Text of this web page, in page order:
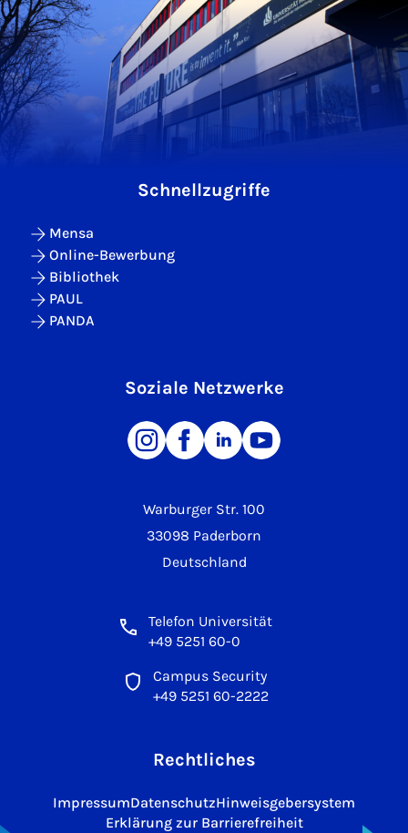
Warburger Str. 100
33098 Paderborn
Deutschland
Telefon Universität
+49 5251 60-0
Campus Security
+49 5251 60-2222
Schnellzugriffe
Mensa
Online-Bewerbung
Bibliothek
PAUL
PANDA
Soziale Netzwerke
Rechtliches
ImpressumDatenschutzHinweisgebersystem
Erklärung zur Barrierefreiheit